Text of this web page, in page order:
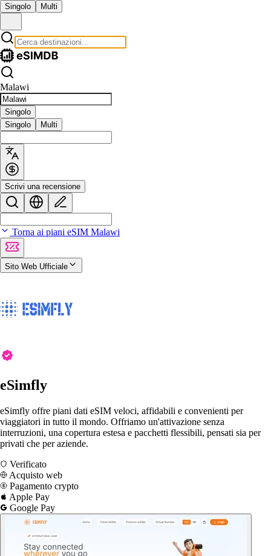
Singolo Multi
Malawi
Singolo
Singolo
Multi
Scrivi una recensione
Torna ai piani eSIM Malawi
Sito Web Ufficiale
eSimfly
eSimfly offre piani dati eSIM veloci, affidabili e convenienti per
viaggiatori in tutto il mondo. Offriamo un'attivazione senza
interruzioni, una copertura estesa e pacchetti flessibili, pensati sia per
privati ​​che per aziende.
Verificato
Acquisto web
Pagamento crypto
Apple Pay
Google Pay